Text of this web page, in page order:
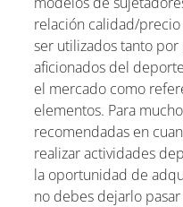
relación calidad/
ser utilizados tanto
aficionados del
el mercado como
elementos. Para
recomendadas en
realizar actividades
la oportunidad de
no debes dejarlo